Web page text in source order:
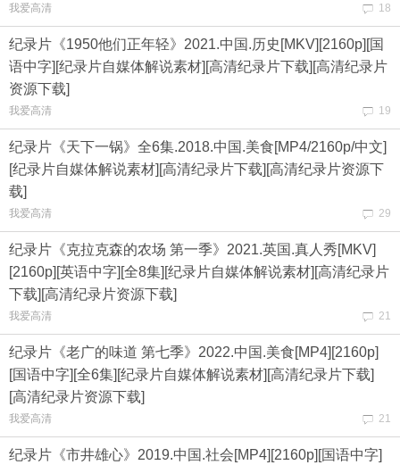
18
我爱高清
19
纪录片《1950他们正年轻》2021.中国.历史[MKV][2160p][国
语中字][纪录片自媒体解说素材][高清纪录片下载][高清纪录片
资源下载]
我爱高清
29
纪录片《天下一锅》全6集.2018.中国.美食[MP4/2160p/中文]
[纪录片自媒体解说素材][高清纪录片下载][高清纪录片资源下
载]
我爱高清
21
纪录片《克拉克森的农场 第一季》2021.英国.真人秀[MKV]
[2160p][英语中字][全8集][纪录片自媒体解说素材][高清纪录片
下载][高清纪录片资源下载]
我爱高清
21
纪录片《老广的味道 第七季》2022.中国.美食[MP4][2160p]
[国语中字][全6集][纪录片自媒体解说素材][高清纪录片下载]
[高清纪录片资源下载]
我爱高清
纪录片《市井雄心》2019.中国.社会[MP4][2160p][国语中字]